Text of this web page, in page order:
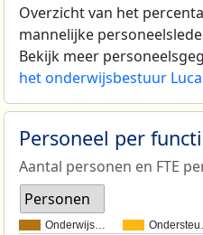
Overzicht van het
mannelijke
Bekijk meer
het onderwijsbestuur
Personeel per
Aantal personen en FTE
Personen
Onderwijs…